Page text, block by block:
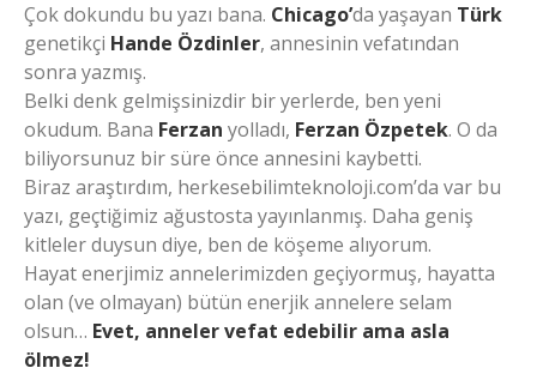
Çok dokundu bu yazı bana. Chicago’da yaşayan Türk
genetikçi Hande Özdinler, annesinin vefatından
sonra yazmış.
Belki denk gelmişsinizdir bir yerlerde, ben yeni
okudum. Bana Ferzan yolladı, Ferzan Özpetek. O da
biliyorsunuz bir süre önce annesini kaybetti.
Biraz araştırdım, herkesebilimteknoloji.com’da var bu
yazı, geçtiğimiz ağustosta yayınlanmış. Daha geniş
kitleler duysun diye, ben de köşeme alıyorum.
Hayat enerjimiz annelerimizden geçiyormuş, hayatta
olan (ve olmayan) bütün enerjik annelere selam
olsun… Evet, anneler vefat edebilir ama asla
ölmez!